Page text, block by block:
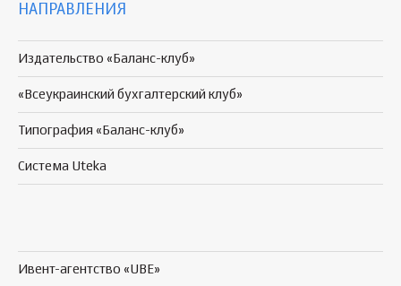
НАПРАВЛЕНИЯ
Издательство «Баланс-клуб»
«Всеукраинский бухгалтерский клуб»
Типография «Баланс-клуб»
Система Uteka
Ивент-агентство «UBE»